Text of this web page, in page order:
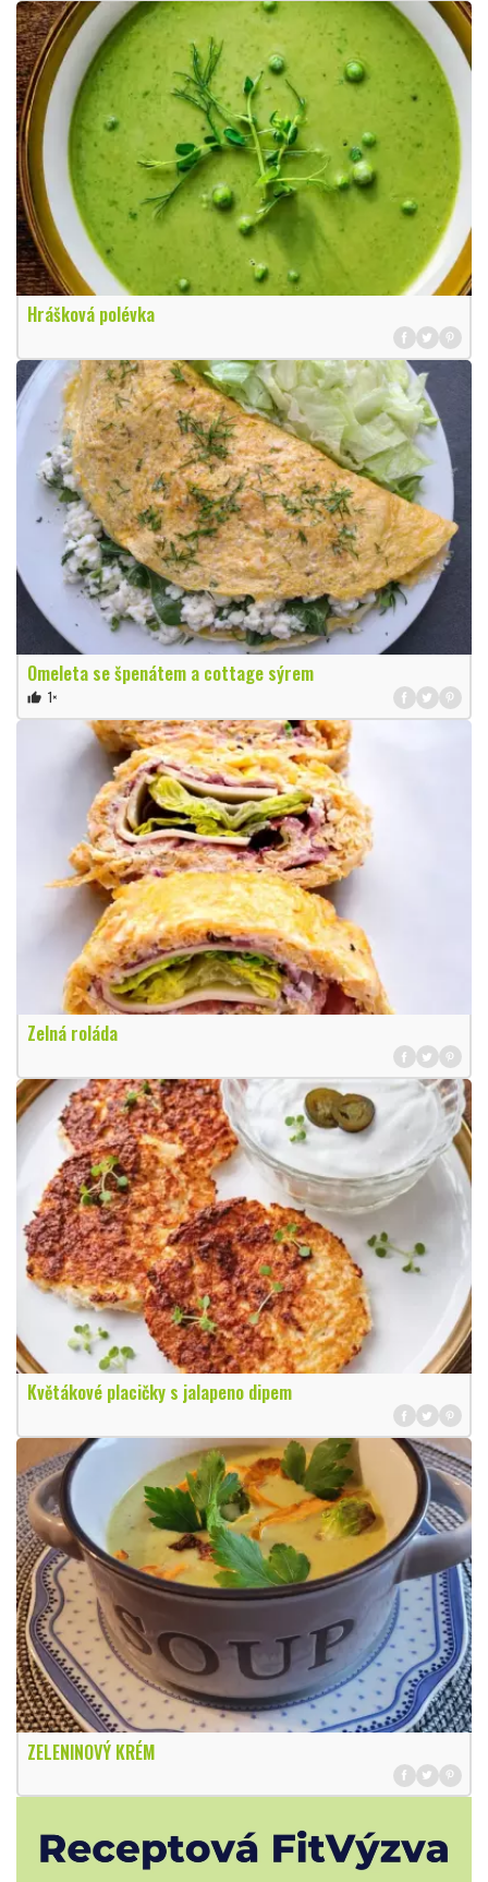
Hrášková polévka
Omeleta se špenátem a cottage sýrem
thumb_up 1×
Zelná roláda
Květákové placičky s jalapeno dipem
ZELENINOVÝ KRÉM